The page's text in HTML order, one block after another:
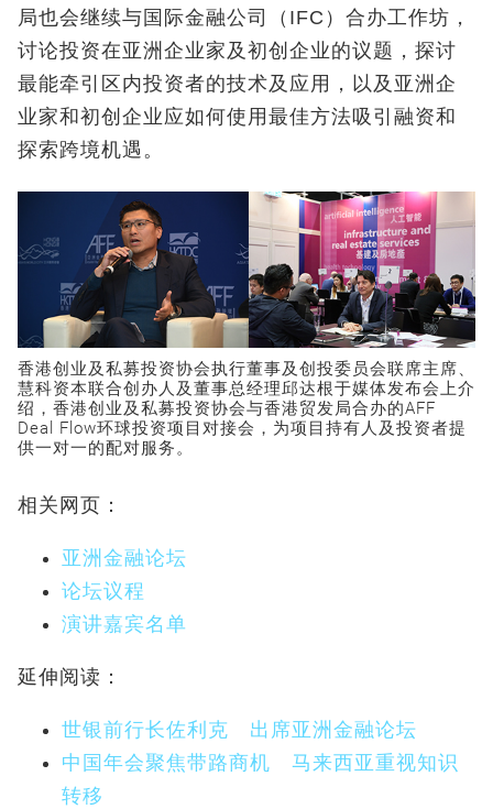
局也会继续与国际金融公司（IFC）合办工作坊，
讨论投资在亚洲企业家及初创企业的议题，探讨
最能牵引区内投资者的技术及应用，以及亚洲企
业家和初创企业应如何使用最佳方法吸引融资和
探索跨境机遇。
香港创业及私募投资协会执行董事及创投委员会联席主席、
慧科资本联合创办人及董事总经理邱达根于媒体发布会上介
绍，香港创业及私募投资协会与香港贸发局合办的AFF
Deal Flow环球投资项目对接会，为项目持有人及投资者提
供一对一的配对服务。
相关网页：
亚洲金融论坛
论坛议程
演讲嘉宾名单
延伸阅读：
世银前行长佐利克 出席亚洲金融论坛
中国年会聚焦带路商机 马来西亚重视知识
转移